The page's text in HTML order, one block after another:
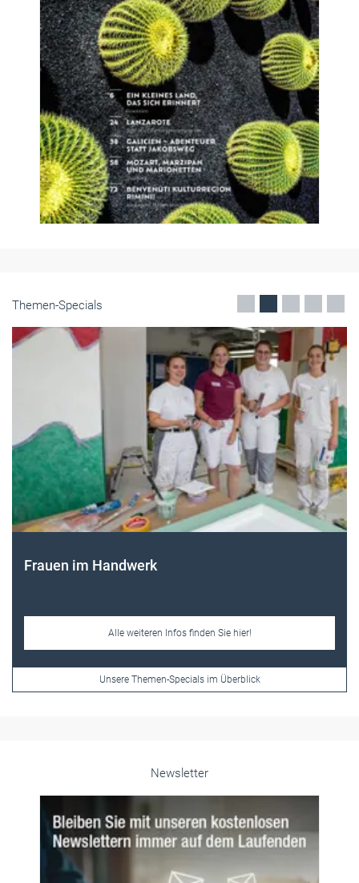
Themen-Specials
Frauen im Handwerk
Alle weiteren Infos finden Sie hier!
Unsere Themen-Specials im Überblick
Newsletter